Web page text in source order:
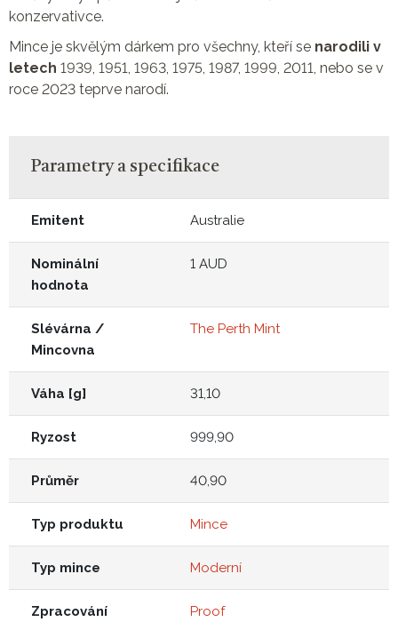
konzervativce.
Mince je skvělým dárkem pro všechny, kteří se narodili v
letech 1939, 1951, 1963, 1975, 1987, 1999, 2011, nebo se v
roce 2023 teprve narodí.
Parametry a specifikace
Emitent Australie
Nominální
hodnota
1 AUD
Slévárna /
Mincovna
The Perth Mint
Váha [g] 31,10
Ryzost 999,90
Průměr 40,90
Typ produktu Mince
Typ mince Moderní
Zpracování
Proof